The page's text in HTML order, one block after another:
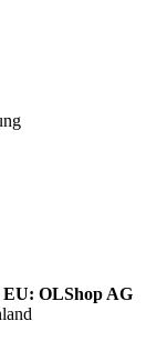
EU: OLShop AG